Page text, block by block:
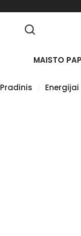
turinio
Ieškoti
MAISTO
Pradinis Energijai